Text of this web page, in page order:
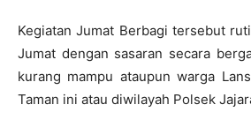
Kegiatan Jumat Berbagi tersebut
Jumat dengan sasaran secara
kurang mampu ataupun warga
Taman ini atau diwilayah Polsek